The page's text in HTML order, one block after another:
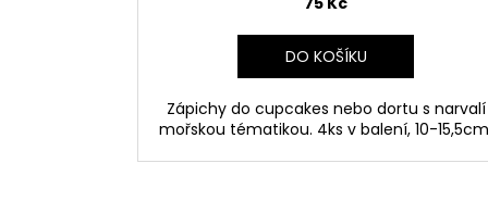
DO KOŠÍKU
Zápichy do cupcakes nebo dortu s narvalí
mořskou tématikou. 4ks v balení, 10-